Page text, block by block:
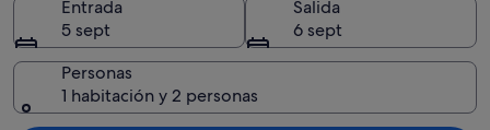
Entrada
5 sept
Salida
6 sept
Personas
1 habitación y 2 personas